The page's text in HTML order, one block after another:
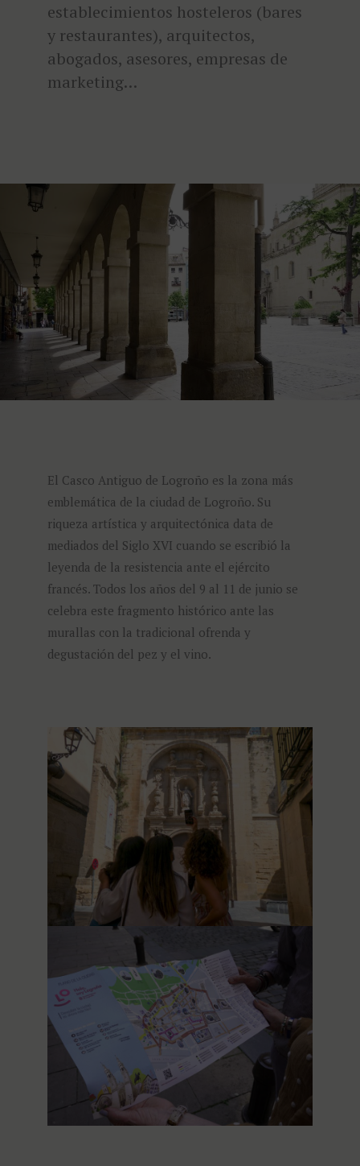
establecimientos hosteleros (bares
y restaurantes), arquitectos,
abogados, asesores, empresas de
marketing…
El Casco Antiguo de Logroño es la zona más
emblemática de la ciudad de Logroño. Su
riqueza artística y arquitectónica data de
mediados del Siglo XVI cuando se escribió la
leyenda de la resistencia ante el ejército
francés. Todos los años del 9 al 11 de junio se
celebra este fragmento histórico ante las
murallas con la tradicional ofrenda y
degustación del pez y el vino.